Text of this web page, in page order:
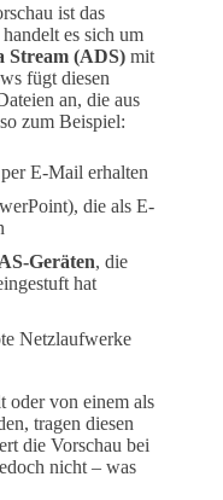
ist das
es sich um
Stream (ADS) mit
fügt diesen
an, die aus
zum Beispiel:
E-Mail erhalten
die als E-
Geräten, die
hat
Netzlaufwerke
oder von einem als
tragen diesen
die Vorschau bei
nicht – was